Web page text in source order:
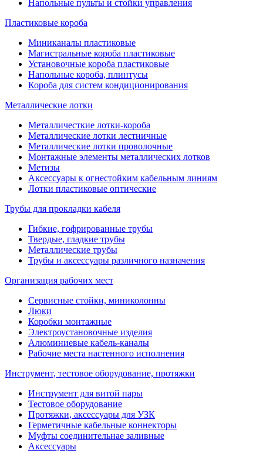
Напольные пульты и стойки управления
Пластиковые короба
Миниканалы пластиковые
Магистральные короба пластиковые
Установочные короба пластиковые
Напольные короба, плинтусы
Короба для систем кондиционирования
Металлические лотки
Металличесткие лотки-короба
Металлические лотки лестничные
Металлические лотки проволочные
Монтажные элементы металлических лотков
Метизы
Аксессуары к огнестойким кабельным линиям
Лотки пластиковые оптические
Трубы для прокладки кабеля
Гибкие, гофрированные трубы
Твердые, гладкие трубы
Металлические трубы
Трубы и аксессуары различного назначения
Организация рабочих мест
Сервисные стойки, миниколонны
Люки
Коробки монтажные
Электроустановочные изделия
Алюминиевые кабель-каналы
Рабочие места настенного исполнения
Инструмент, тестовое оборудование, протяжки
Инструмент для витой пары
Тестовое оборудование
Протяжки, аксессуары для УЗК
Герметичные кабельные коннекторы
Муфты соединительнае заливные
Аксессуары